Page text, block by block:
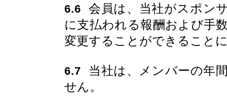
6.6 会員は、当社がスポン
に支払われる報酬および手
変更することができること
6.7 当社は、メンバーの年
せん。